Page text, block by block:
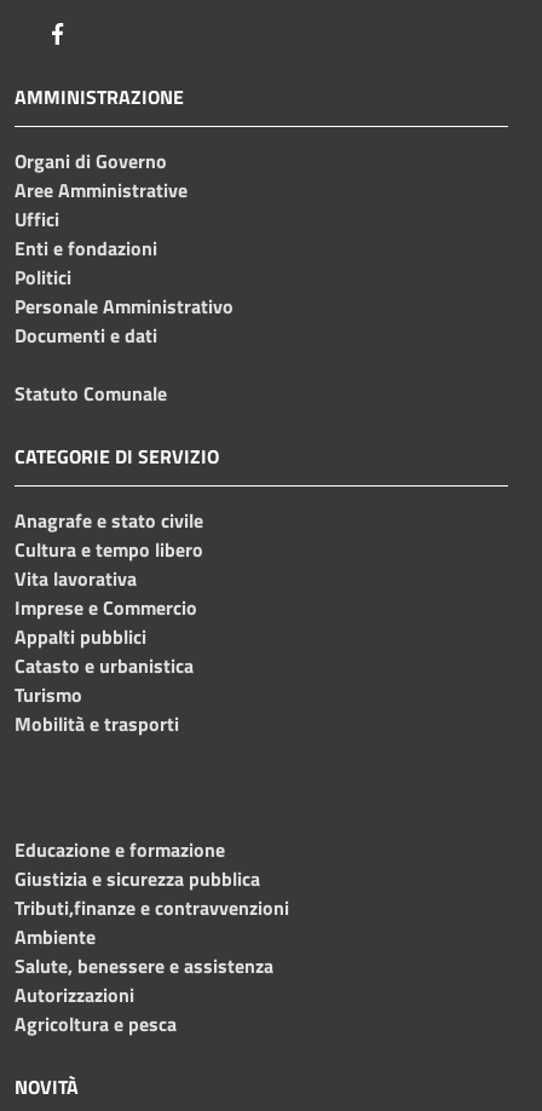
AMMINISTRAZIONE
Organi di Governo
Aree Amministrative
Uffici
Enti e fondazioni
Politici
Personale Amministrativo
Documenti e dati
Statuto Comunale
CATEGORIE DI SERVIZIO
Anagrafe e stato civile
Cultura e tempo libero
Vita lavorativa
Imprese e Commercio
Appalti pubblici
Catasto e urbanistica
Turismo
Mobilità e trasporti
Educazione e formazione
Giustizia e sicurezza pubblica
Tributi,finanze e contravvenzioni
Ambiente
Salute, benessere e assistenza
Autorizzazioni
Agricoltura e pesca
NOVITÀ